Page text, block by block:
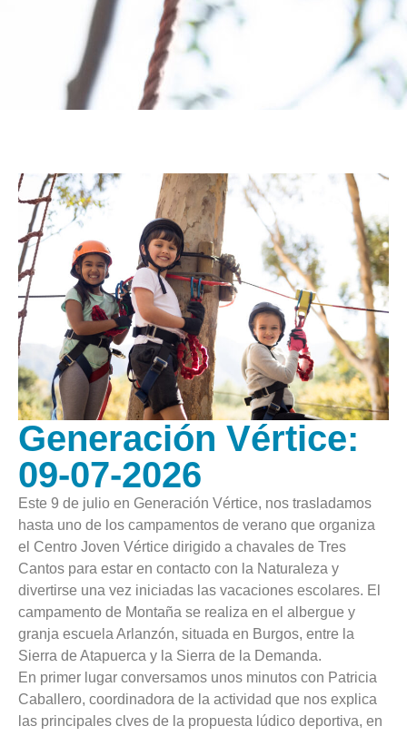
Generación Vértice:
09-07-2026
Este 9 de julio en Generación Vértice, nos trasladamos
hasta uno de los campamentos de verano que organiza
el Centro Joven Vértice dirigido a chavales de Tres
Cantos para estar en contacto con la Naturaleza y
divertirse una vez iniciadas las vacaciones escolares. El
campamento de Montaña se realiza en el albergue y
granja escuela Arlanzón, situada en Burgos, entre la
Sierra de Atapuerca y la Sierra de la Demanda.
En primer lugar conversamos unos minutos con Patricia
Caballero, coordinadora de la actividad que nos explica
las principales clves de la propuesta lúdico deportiva, en